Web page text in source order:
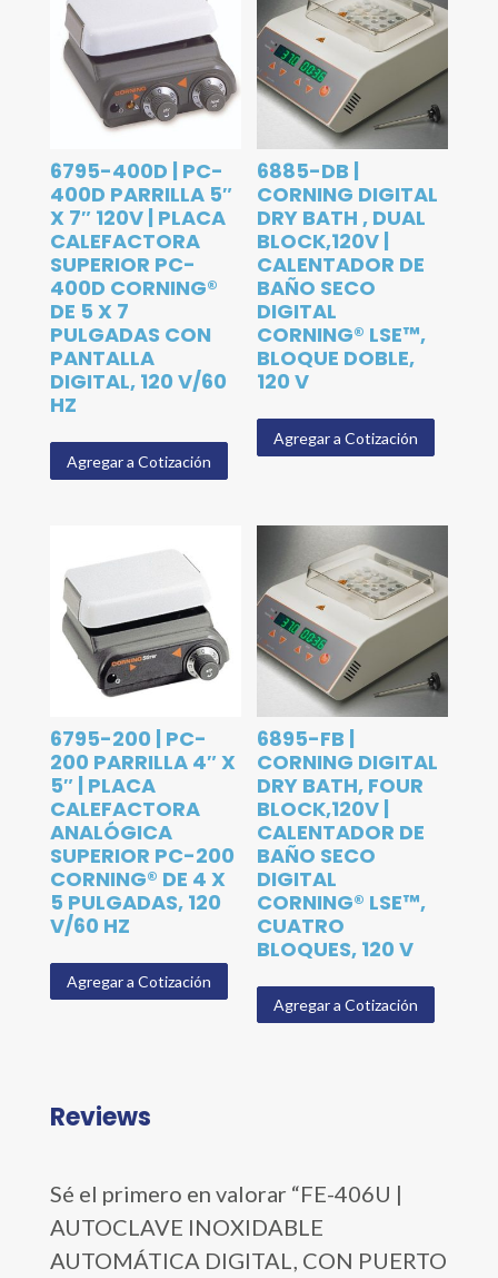
6795-400D | PC-
400D PARRILLA 5″
X 7″ 120V | PLACA
CALEFACTORA
SUPERIOR PC-
400D CORNING®
DE 5 X 7
PULGADAS CON
PANTALLA
DIGITAL, 120 V/60
HZ
Agregar a Cotización
6885-DB |
CORNING DIGITAL
DRY BATH , DUAL
BLOCK,120V |
CALENTADOR DE
BAÑO SECO
DIGITAL
CORNING® LSE™,
BLOQUE DOBLE,
120 V
Agregar a Cotización
6795-200 | PC-
200 PARRILLA 4″ X
5″ | PLACA
CALEFACTORA
ANALÓGICA
SUPERIOR PC-200
CORNING® DE 4 X
5 PULGADAS, 120
V/60 HZ
Agregar a Cotización
6895-FB |
CORNING DIGITAL
DRY BATH, FOUR
BLOCK,120V |
CALENTADOR DE
BAÑO SECO
DIGITAL
CORNING® LSE™,
CUATRO
BLOQUES, 120 V
Agregar a Cotización
Reviews
Sé el primero en valorar “FE-406U |
AUTOCLAVE INOXIDABLE
AUTOMÁTICA DIGITAL, CON PUERTO